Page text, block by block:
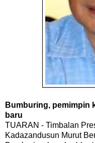
Bumburing, pemimpin
baru
TUARAN - Timbalan
Kadazandusun Murut